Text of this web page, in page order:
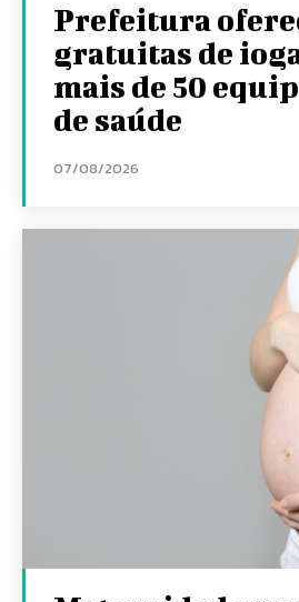
Prefeitura
gratuitas de
mais de 50
de saúde
07/08/2026